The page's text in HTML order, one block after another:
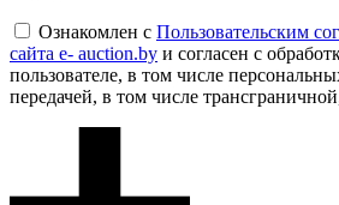
Ознакомлен с Пользовательским
сайта e- auction.by и согласен с
пользователе, в том числе
передачей, в том числе